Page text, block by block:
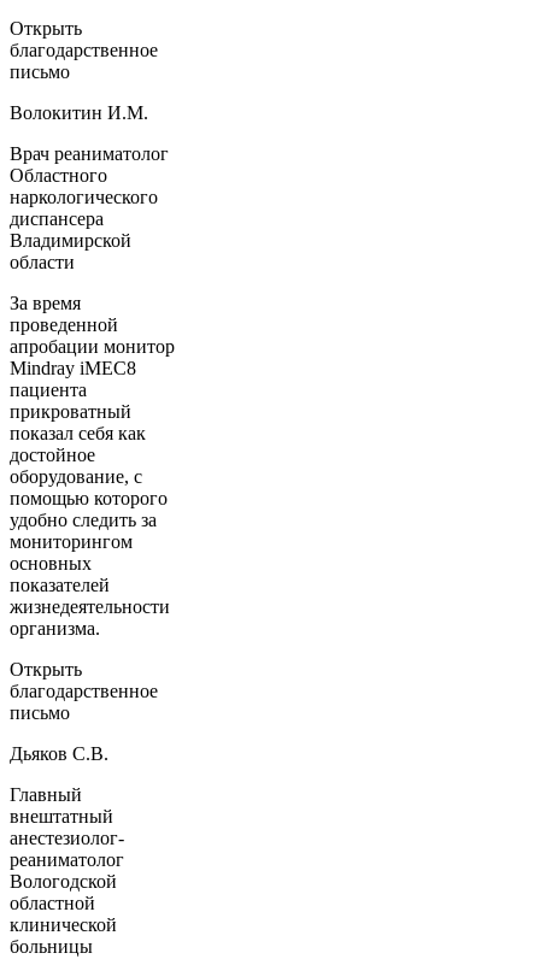
Открыть
благодарственное
письмо
Волокитин И.М.
Врач реаниматолог
Областного
наркологического
диспансера
Владимирской
области
За время
проведенной
апробации монитор
Mindray iMEC8
пациента
прикроватный
показал себя как
достойное
оборудование, с
помощью которого
удобно следить за
мониторингом
основных
показателей
жизнедеятельности
организма.
Открыть
благодарственное
письмо
Дьяков С.В.
Главный
внештатный
анестезиолог-
реаниматолог
Вологодской
областной
клинической
больницы